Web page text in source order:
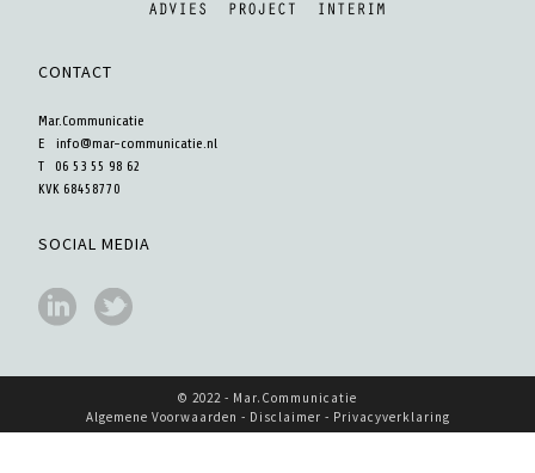
CONTACT
Mar.Communicatie
Einfo@mar-communicatie.nl
T 06 53 55 98 62
KVK 68458770
SOCIAL MEDIA
© 2022 - Mar.Communicatie
Algemene Voorwaarden - Disclaimer - Privacyverklaring